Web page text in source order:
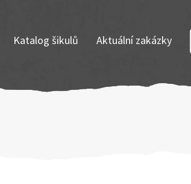
Katalog šikulů Aktuální zakázky